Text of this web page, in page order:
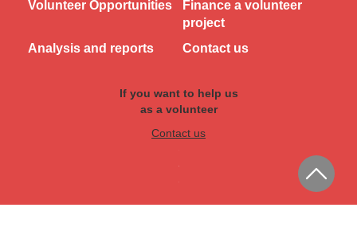
Volunteer Opportunities
Finance a volunteer
project
Analysis and reports
Contact us
If you want to help us
as a volunteer
Contact us